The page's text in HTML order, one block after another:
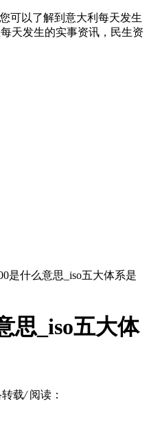
可以了解到意大利每天发生
天发生的实事资讯，民生资
是什么意思_iso五大体系是
思_iso五大体
载/ 阅读：